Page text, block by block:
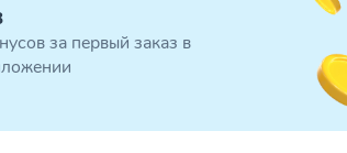
за первый заказ в